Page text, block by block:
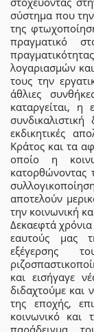
σύστημα που
της
πραγματικό
λογαριασμών
τους την
άθλιες
καταργείται, η
εκδικητικές
Κράτος και τα
οποίο η
κατορθώνοντας
αποτελούν
την κοινωνική
Δεκαεφτά
εαυτούς μας
εξέγερσης
και εισήγαγε
διδαχτούμε και
της εποχής,
κοινωνικό και
παράδειγμα